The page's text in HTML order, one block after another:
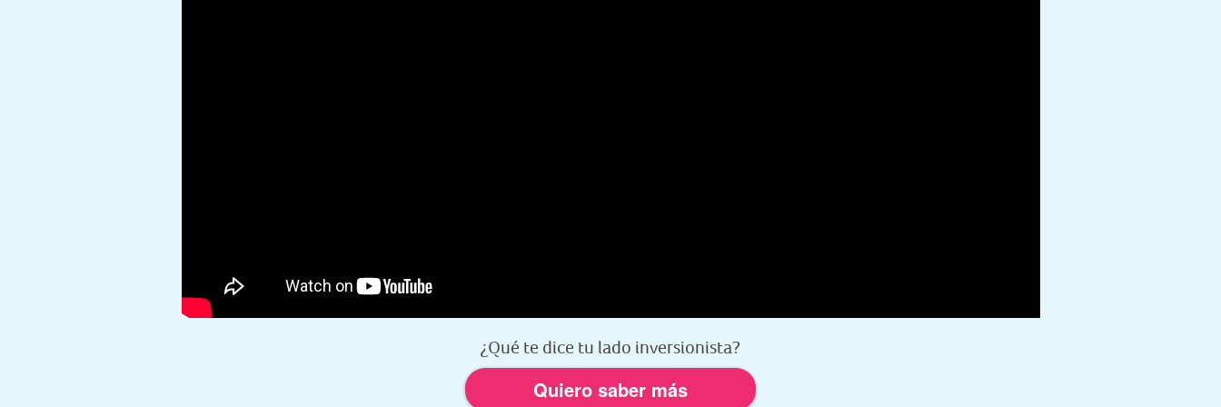
¿Qué te dice tu lado inversionista?
Quiero saber más